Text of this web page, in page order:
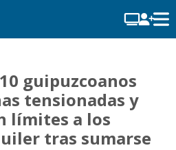
guipuzcoanos
tensionadas y
límites a los
tras sumarse